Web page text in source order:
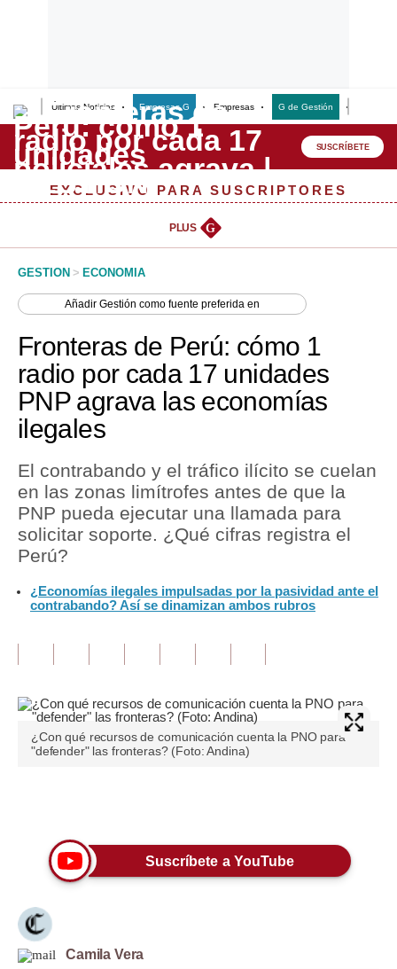
Últimas Noticias Empresas G Empresas G de Gestión
Lo último
Peru Quiosco
Management & Empleo
Perú
Política
Tu Dinero
Finanzas Personales
Inmobiliarias
Plus G
Editorial
Pregunta de hoy
Tendencias
Lujo
Estilos
EEUU
México
SUSCRÍBETE
EXCLUSIVO PARA SUSCRIPTORES
PLUS G
GESTION > ECONOMIA
AñadirGestión como fuente preferida en
Fronteras de Perú: cómo 1
radio por cada 17 unidades
PNP agrava las economías
ilegales
El contrabando y el tráfico ilícito se cuelan
en las zonas limítrofes antes de que la
PNP pueda ejecutar una llamada para
solicitar soporte. ¿Qué cifras registra el
Perú?
¿Economías ilegales impulsadas por la pasividad ante el
contrabando? Así se dinamizan ambos rubros
¿Con qué recursos de comunicación cuenta la PNO para
"defender" las fronteras? (Foto: Andina)
Suscríbete a YouTube
Camila Vera